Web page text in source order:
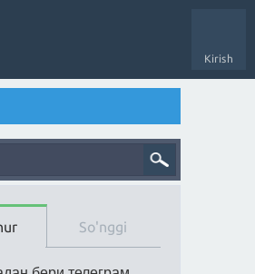
Kirish
So'nggi